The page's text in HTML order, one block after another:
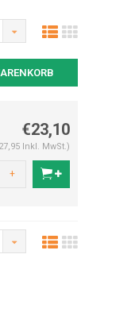
€23,10
Inkl. MwSt.)
+